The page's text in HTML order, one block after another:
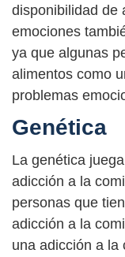
disponibilidad de
emociones
ya que algunas
alimentos como
problemas
Genética
La genética
adicción a la
personas que
adicción a la
una adicción a la